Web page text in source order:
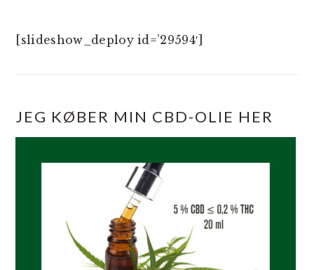
[slideshow_deploy id=’29594′]
JEG KØBER MIN CBD-OLIE HER